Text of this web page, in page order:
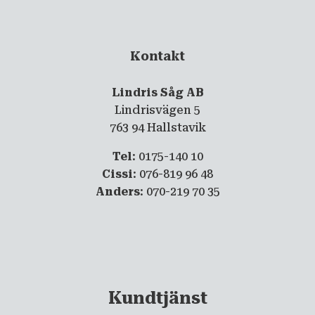
Kontakt
Lindris Såg AB
Lindrisvägen 5
763 94 Hallstavik
Tel: 0175-140 10
Cissi: 076-819 96 48
Anders: 070-219 70 35
Kundtjänst